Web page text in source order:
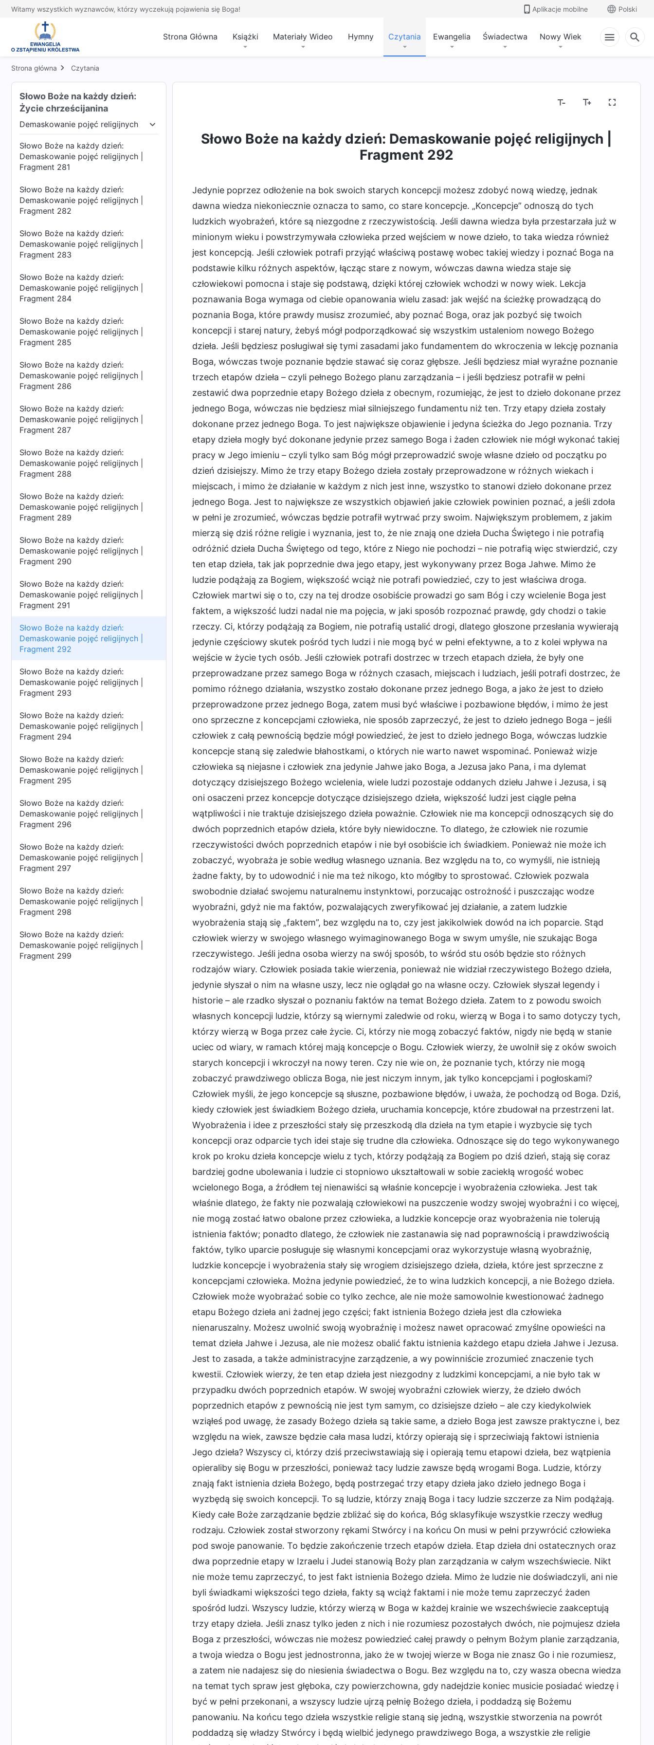
Witamy wszystkich wyznawców, którzy wyczekują pojawienia się Boga! Aplikacje mobilne Polski
Strona Główna Książki Materiały Wideo Hymny Czytania Ewangelia Świadectwa Nowy Wiek
Strona główna Czytania
Słowo Boże na każdy dzień:
Życie chrześcijanina
Demaskowanie pojęć religijnych
Biblii Demaskowanie pojęć religijnych Obnażanie zepsucia rodzaju ludzkiego Wejście w życie Przeznaczenie i wynik
Słowo Boże na każdy dzień:
Demaskowanie pojęć religijnych |
Fragment 281
Słowo Boże na każdy dzień:
Demaskowanie pojęć religijnych |
Fragment 282
Słowo Boże na każdy dzień:
Demaskowanie pojęć religijnych |
Fragment 283
Słowo Boże na każdy dzień:
Demaskowanie pojęć religijnych |
Fragment 284
Słowo Boże na każdy dzień:
Demaskowanie pojęć religijnych |
Fragment 285
Słowo Boże na każdy dzień:
Demaskowanie pojęć religijnych |
Fragment 286
Słowo Boże na każdy dzień:
Demaskowanie pojęć religijnych |
Fragment 287
Słowo Boże na każdy dzień:
Demaskowanie pojęć religijnych |
Fragment 288
Słowo Boże na każdy dzień:
Demaskowanie pojęć religijnych |
Fragment 289
Słowo Boże na każdy dzień:
Demaskowanie pojęć religijnych |
Fragment 290
Słowo Boże na każdy dzień:
Demaskowanie pojęć religijnych |
Fragment 291
Słowo Boże na każdy dzień:
Demaskowanie pojęć religijnych |
Fragment 292
Słowo Boże na każdy dzień:
Demaskowanie pojęć religijnych |
Fragment 293
Słowo Boże na każdy dzień:
Demaskowanie pojęć religijnych |
Fragment 294
Słowo Boże na każdy dzień:
Demaskowanie pojęć religijnych |
Fragment 295
Słowo Boże na każdy dzień:
Demaskowanie pojęć religijnych |
Fragment 296
Słowo Boże na każdy dzień:
Demaskowanie pojęć religijnych |
Fragment 297
Słowo Boże na każdy dzień:
Demaskowanie pojęć religijnych |
Fragment 298
Słowo Boże na każdy dzień:
Demaskowanie pojęć religijnych |
Fragment 299
Słowo Boże na każdy dzień: Demaskowanie pojęć religijnych |
Fragment 292
Jedynie poprzez odłożenie na bok swoich starych koncepcji możesz zdobyć nową wiedzę, jednak
dawna wiedza niekoniecznie oznacza to samo, co stare koncepcje. „Koncepcje” odnoszą do tych
ludzkich wyobrażeń, które są niezgodne z rzeczywistością. Jeśli dawna wiedza była przestarzała już w
minionym wieku i powstrzymywała człowieka przed wejściem w nowe dzieło, to taka wiedza również
jest koncepcją. Jeśli człowiek potrafi przyjąć właściwą postawę wobec takiej wiedzy i poznać Boga na
podstawie kilku różnych aspektów, łącząc stare z nowym, wówczas dawna wiedza staje się
człowiekowi pomocna i staje się podstawą, dzięki której człowiek wchodzi w nowy wiek. Lekcja
poznawania Boga wymaga od ciebie opanowania wielu zasad: jak wejść na ścieżkę prowadzącą do
poznania Boga, które prawdy musisz zrozumieć, aby poznać Boga, oraz jak pozbyć się twoich
koncepcji i starej natury, żebyś mógł podporządkować się wszystkim ustaleniom nowego Bożego
dzieła. Jeśli będziesz posługiwał się tymi zasadami jako fundamentem do wkroczenia w lekcję poznania
Boga, wówczas twoje poznanie będzie stawać się coraz głębsze. Jeśli będziesz miał wyraźne poznanie
trzech etapów dzieła – czyli pełnego Bożego planu zarządzania – i jeśli będziesz potrafił w pełni
zestawić dwa poprzednie etapy Bożego dzieła z obecnym, rozumiejąc, że jest to dzieło dokonane przez
jednego Boga, wówczas nie będziesz miał silniejszego fundamentu niż ten. Trzy etapy dzieła zostały
dokonane przez jednego Boga. To jest największe objawienie i jedyna ścieżka do Jego poznania. Trzy
etapy dzieła mogły być dokonane jedynie przez samego Boga i żaden człowiek nie mógł wykonać takiej
pracy w Jego imieniu – czyli tylko sam Bóg mógł przeprowadzić swoje własne dzieło od początku po
dzień dzisiejszy. Mimo że trzy etapy Bożego dzieła zostały przeprowadzone w różnych wiekach i
miejscach, i mimo że działanie w każdym z nich jest inne, wszystko to stanowi dzieło dokonane przez
jednego Boga. Jest to największe ze wszystkich objawień jakie człowiek powinien poznać, a jeśli zdoła
w pełni je zrozumieć, wówczas będzie potrafił wytrwać przy swoim. Największym problemem, z jakim
mierzą się dziś różne religie i wyznania, jest to, że nie znają one dzieła Ducha Świętego i nie potrafią
odróżnić dzieła Ducha Świętego od tego, które z Niego nie pochodzi – nie potrafią więc stwierdzić, czy
ten etap dzieła, tak jak poprzednie dwa jego etapy, jest wykonywany przez Boga Jahwe. Mimo że
ludzie podążają za Bogiem, większość wciąż nie potrafi powiedzieć, czy to jest właściwa droga.
Człowiek martwi się o to, czy na tej drodze osobiście prowadzi go sam Bóg i czy wcielenie Boga jest
faktem, a większość ludzi nadal nie ma pojęcia, w jaki sposób rozpoznać prawdę, gdy chodzi o takie
rzeczy. Ci, którzy podążają za Bogiem, nie potrafią ustalić drogi, dlatego głoszone przesłania wywierają
jedynie częściowy skutek pośród tych ludzi i nie mogą być w pełni efektywne, a to z kolei wpływa na
wejście w życie tych osób. Jeśli człowiek potrafi dostrzec w trzech etapach dzieła, że były one
przeprowadzane przez samego Boga w różnych czasach, miejscach i ludziach, jeśli potrafi dostrzec, że
pomimo różnego działania, wszystko zostało dokonane przez jednego Boga, a jako że jest to dzieło
przeprowadzone przez jednego Boga, zatem musi być właściwe i pozbawione błędów, i mimo że jest
ono sprzeczne z koncepcjami człowieka, nie sposób zaprzeczyć, że jest to dzieło jednego Boga – jeśli
człowiek z całą pewnością będzie mógł powiedzieć, że jest to dzieło jednego Boga, wówczas ludzkie
koncepcje staną się zaledwie błahostkami, o których nie warto nawet wspominać. Ponieważ wizje
człowieka są niejasne i człowiek zna jedynie Jahwe jako Boga, a Jezusa jako Pana, i ma dylemat
dotyczący dzisiejszego Bożego wcielenia, wiele ludzi pozostaje oddanych dziełu Jahwe i Jezusa, i są
oni osaczeni przez koncepcje dotyczące dzisiejszego dzieła, większość ludzi jest ciągle pełna
wątpliwości i nie traktuje dzisiejszego dzieła poważnie. Człowiek nie ma koncepcji odnoszących się do
dwóch poprzednich etapów dzieła, które były niewidoczne. To dlatego, że człowiek nie rozumie
rzeczywistości dwóch poprzednich etapów i nie był osobiście ich świadkiem. Ponieważ nie może ich
zobaczyć, wyobraża je sobie według własnego uznania. Bez względu na to, co wymyśli, nie istnieją
żadne fakty, by to udowodnić i nie ma też nikogo, kto mógłby to sprostować. Człowiek pozwala
swobodnie działać swojemu naturalnemu instynktowi, porzucając ostrożność i puszczając wodze
wyobraźni, gdyż nie ma faktów, pozwalających zweryfikować jej działanie, a zatem ludzkie
wyobrażenia stają się „faktem”, bez względu na to, czy jest jakikolwiek dowód na ich poparcie. Stąd
człowiek wierzy w swojego własnego wyimaginowanego Boga w swym umyśle, nie szukając Boga
rzeczywistego. Jeśli jedna osoba wierzy na swój sposób, to wśród stu osób będzie sto różnych
rodzajów wiary. Człowiek posiada takie wierzenia, ponieważ nie widział rzeczywistego Bożego dzieła,
jedynie słyszał o nim na własne uszy, lecz nie oglądał go na własne oczy. Człowiek słyszał legendy i
historie – ale rzadko słyszał o poznaniu faktów na temat Bożego dzieła. Zatem to z powodu swoich
własnych koncepcji ludzie, którzy są wiernymi zaledwie od roku, wierzą w Boga i to samo dotyczy tych,
którzy wierzą w Boga przez całe życie. Ci, którzy nie mogą zobaczyć faktów, nigdy nie będą w stanie
uciec od wiary, w ramach której mają koncepcje o Bogu. Człowiek wierzy, że uwolnił się z oków swoich
starych koncepcji i wkroczył na nowy teren. Czy nie wie on, że poznanie tych, którzy nie mogą
zobaczyć prawdziwego oblicza Boga, nie jest niczym innym, jak tylko koncepcjami i pogłoskami?
Człowiek myśli, że jego koncepcje są słuszne, pozbawione błędów, i uważa, że pochodzą od Boga. Dziś,
kiedy człowiek jest świadkiem Bożego dzieła, uruchamia koncepcje, które zbudował na przestrzeni lat.
Wyobrażenia i idee z przeszłości stały się przeszkodą dla dzieła na tym etapie i wyzbycie się tych
koncepcji oraz odparcie tych idei staje się trudne dla człowieka. Odnoszące się do tego wykonywanego
krok po kroku dzieła koncepcje wielu z tych, którzy podążają za Bogiem po dziś dzień, stają się coraz
bardziej godne ubolewania i ludzie ci stopniowo ukształtowali w sobie zaciekłą wrogość wobec
wcielonego Boga, a źródłem tej nienawiści są właśnie koncepcje i wyobrażenia człowieka. Jest tak
właśnie dlatego, że fakty nie pozwalają człowiekowi na puszczenie wodzy swojej wyobraźni i co więcej,
nie mogą zostać łatwo obalone przez człowieka, a ludzkie koncepcje oraz wyobrażenia nie tolerują
istnienia faktów; ponadto dlatego, że człowiek nie zastanawia się nad poprawnością i prawdziwością
faktów, tylko uparcie posługuje się własnymi koncepcjami oraz wykorzystuje własną wyobraźnię,
ludzkie koncepcje i wyobrażenia stały się wrogiem dzisiejszego dzieła, dzieła, które jest sprzeczne z
koncepcjami człowieka. Można jedynie powiedzieć, że to wina ludzkich koncepcji, a nie Bożego dzieła.
Człowiek może wyobrażać sobie co tylko zechce, ale nie może samowolnie kwestionować żadnego
etapu Bożego dzieła ani żadnej jego części; fakt istnienia Bożego dzieła jest dla człowieka
nienaruszalny. Możesz uwolnić swoją wyobraźnię i możesz nawet opracować zmyślne opowieści na
temat dzieła Jahwe i Jezusa, ale nie możesz obalić faktu istnienia każdego etapu dzieła Jahwe i Jezusa.
Jest to zasada, a także administracyjne zarządzenie, a wy powinniście zrozumieć znaczenie tych
kwestii. Człowiek wierzy, że ten etap dzieła jest niezgodny z ludzkimi koncepcjami, a nie było tak w
przypadku dwóch poprzednich etapów. W swojej wyobraźni człowiek wierzy, że dzieło dwóch
poprzednich etapów z pewnością nie jest tym samym, co dzisiejsze dzieło – ale czy kiedykolwiek
wziąłeś pod uwagę, że zasady Bożego dzieła są takie same, a dzieło Boga jest zawsze praktyczne i, bez
względu na wiek, zawsze będzie cała masa ludzi, którzy opierają się i sprzeciwiają faktowi istnienia
Jego dzieła? Wszyscy ci, którzy dziś przeciwstawiają się i opierają temu etapowi dzieła, bez wątpienia
opieraliby się Bogu w przeszłości, ponieważ tacy ludzie zawsze będą wrogami Boga. Ludzie, którzy
znają fakt istnienia dzieła Bożego, będą postrzegać trzy etapy dzieła jako dzieło jednego Boga i
wyzbędą się swoich koncepcji. To są ludzie, którzy znają Boga i tacy ludzie szczerze za Nim podążają.
Kiedy całe Boże zarządzanie będzie zbliżać się do końca, Bóg sklasyfikuje wszystkie rzeczy według
rodzaju. Człowiek został stworzony rękami Stwórcy i na końcu On musi w pełni przywrócić człowieka
pod swoje panowanie. To będzie zakończenie trzech etapów dzieła. Etap dzieła dni ostatecznych oraz
dwa poprzednie etapy w Izraelu i Judei stanowią Boży plan zarządzania w całym wszechświecie. Nikt
nie może temu zaprzeczyć, to jest fakt istnienia Bożego dzieła. Mimo że ludzie nie doświadczyli, ani nie
byli świadkami większości tego dzieła, fakty są wciąż faktami i nie może temu zaprzeczyć żaden
spośród ludzi. Wszyscy ludzie, którzy wierzą w Boga w każdej krainie we wszechświecie zaakceptują
trzy etapy dzieła. Jeśli znasz tylko jeden z nich i nie rozumiesz pozostałych dwóch, nie pojmujesz dzieła
Boga z przeszłości, wówczas nie możesz powiedzieć całej prawdy o pełnym Bożym planie zarządzania,
a twoja wiedza o Bogu jest jednostronna, jako że w twojej wierze w Boga nie znasz Go i nie rozumiesz,
a zatem nie nadajesz się do niesienia świadectwa o Bogu. Bez względu na to, czy wasza obecna wiedza
na temat tych spraw jest głęboka, czy powierzchowna, gdy nadejdzie koniec musicie posiadać wiedzę i
być w pełni przekonani, a wszyscy ludzie ujrzą pełnię Bożego dzieła, i poddadzą się Bożemu
panowaniu. Na końcu tego dzieła wszystkie religie staną się jedną, wszystkie stworzenia na powrót
poddadzą się władzy Stwórcy i będą wielbić jedynego prawdziwego Boga, a wszystkie złe religie